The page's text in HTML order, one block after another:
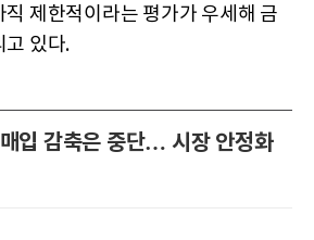
직 제한적이라는 평가가 우세해 금
고 있다.
입 감축은 중단… 시장 안정화